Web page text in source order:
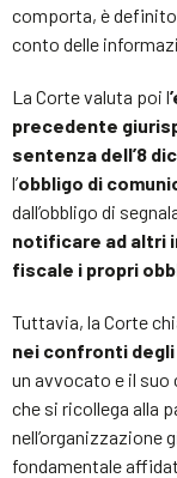
comporta, è
conto delle
La Corte valuta poi l
precedente
sentenza dell’8
l’obbligo di
dall’obbligo di
notificare ad altri
fiscale i propri
Tuttavia, la Corte
nei confronti
un avvocato e il
che si ricollega alla
nell’organizzazione
fondamentale